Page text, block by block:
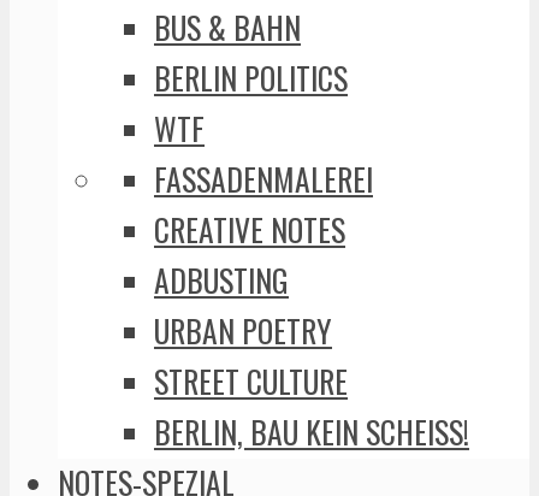
BUS & BAHN
BERLIN POLITICS
WTF
FASSADENMALEREI
CREATIVE NOTES
ADBUSTING
URBAN POETRY
STREET CULTURE
BERLIN, BAU KEIN SCHEISS!
NOTES-SPEZIAL